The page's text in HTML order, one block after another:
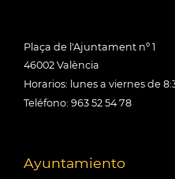
Plaça de l'Ajuntament nº 1
46002 València
Horarios: lunes a viernes de
Teléfono: 963 52 54 78
Ayuntamiento